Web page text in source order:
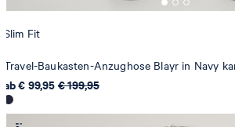
Slim Fit
Travel-Baukasten-Anzughose Blayr in Navy
ab € 99,95€ 199,95